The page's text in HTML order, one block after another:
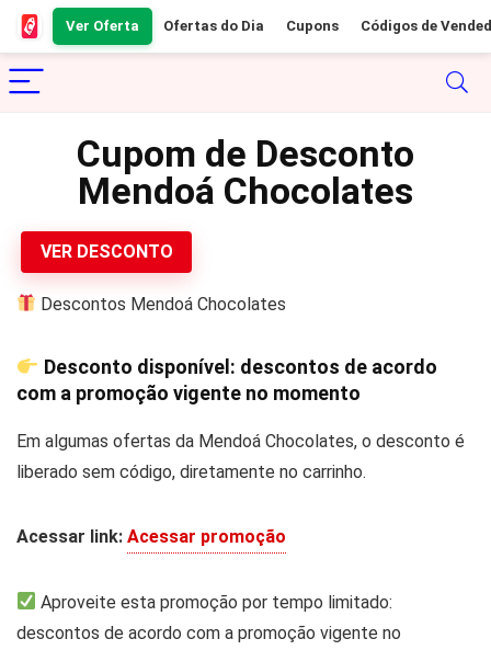
Ver Oferta Ofertas do Dia Cupons Códigos de
Cupom de Desconto
Mendoá Chocolates
VER DESCONTO
Descontos Mendoá Chocolates
Desconto disponível: descontos de acordo
com a promoção vigente no momento
Em algumas ofertas da Mendoá Chocolates, o desconto é
liberado sem código, diretamente no carrinho.
Acessar link: Acessar promoção
Aproveite esta promoção por tempo limitado:
descontos de acordo com a promoção vigente no